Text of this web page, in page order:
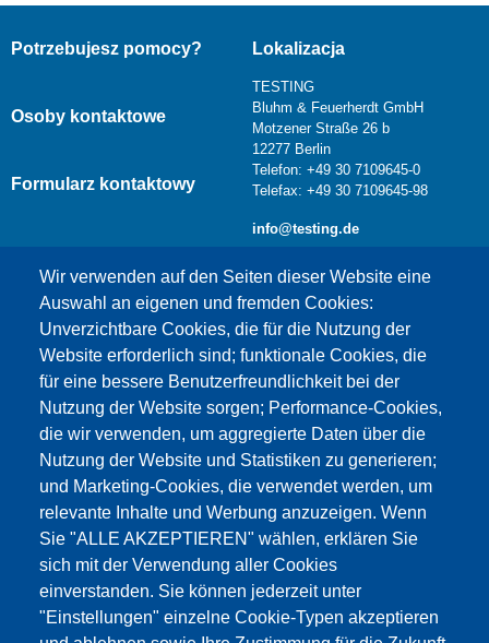
Wir verwenden auf den Seiten dieser Website eine
Auswahl an eigenen und fremden Cookies:
Unverzichtbare Cookies, die für die Nutzung der
Website erforderlich sind; funktionale Cookies, die
für eine bessere Benutzerfreundlichkeit bei der
Nutzung der Website sorgen; Performance-Cookies,
die wir verwenden, um aggregierte Daten über die
Nutzung der Website und Statistiken zu generieren;
und Marketing-Cookies, die verwendet werden, um
relevante Inhalte und Werbung anzuzeigen. Wenn
Sie "ALLE AKZEPTIEREN" wählen, erklären Sie
sich mit der Verwendung aller Cookies
einverstanden. Sie können jederzeit unter
"Einstellungen" einzelne Cookie-Typen akzeptieren
Potrzebujesz pomocy?
Osoby kontaktowe
Formularz kontaktowy
Lokalizacja
TESTING
Bluhm & Feuerherdt GmbH
Motzener Straße 26 b
12277 Berlin
Telefon: +49 30 7109645-0
Telefax: +49 30 7109645-98
info@testing.de
Dieser Inhalt ist blockiert, da die Google Maps
Cookies nicht akzeptiert wurden.
NUR DIE GOOGLE MAPS COOKIES
AKZEPTIEREN.
Alle Cookies akzeptieren